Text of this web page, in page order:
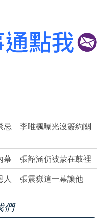
忌 李唯楓曝光沒簽約關
幕 張韶涵仍被蒙在鼓裡
人 張震嶽這一幕讓他
們